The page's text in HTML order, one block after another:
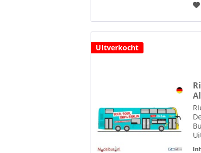
UItverkocht